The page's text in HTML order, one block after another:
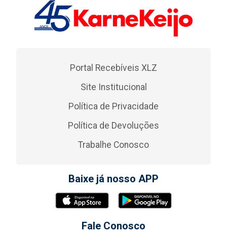
Portal Recebíveis XLZ
Site Institucional
Política de Privacidade
Política de Devoluções
Trabalhe Conosco
Baixe já nosso APP
Fale Conosco